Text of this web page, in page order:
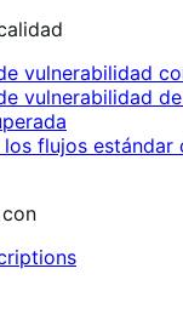
vulnerabilidad
vulnerabilidad
flujos estándar